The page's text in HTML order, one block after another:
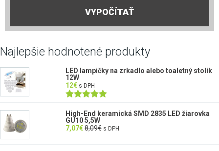
VYPOČÍTAŤ
Najlepšie hodnotené produkty
LED lampičky na zrkadlo alebo toaletný stolík
12W
12€ s DPH
5.00z 5
High-End keramická SMD 2835 LED žiarovka
GU10 5,5W
7,07€8,09€ s DPH